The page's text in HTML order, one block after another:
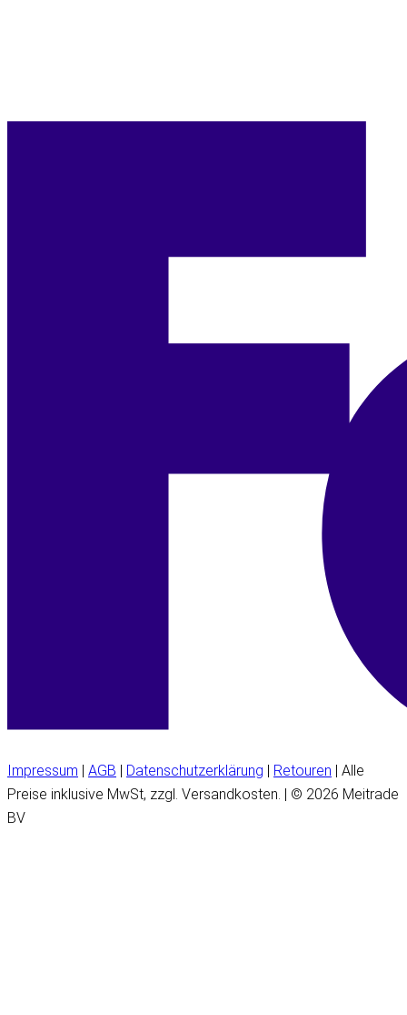
Impressum | AGB | Datenschutzerklärung | Retouren | Alle
Preise inklusive MwSt, zzgl. Versandkosten. | © 2026 Meitrade
BV